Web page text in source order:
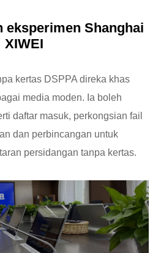
eksperimen Shanghai
XIWEI
kertas DSPPA direka khas
media moden. Ia boleh
daftar masuk, perkongsian fail
dan perbincangan untuk
persidangan tanpa kertas.